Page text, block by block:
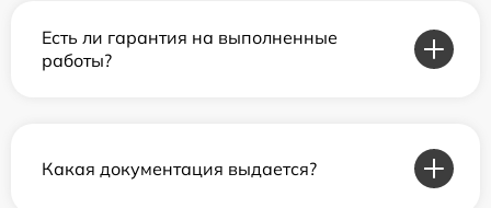
Есть ли гарантия на выполненные
работы?
Какая документация выдается?